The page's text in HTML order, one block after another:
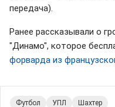
передача).
Ранее рассказывали о
"Динамо", которое
форварда из
Футбол УПЛ Шахтер